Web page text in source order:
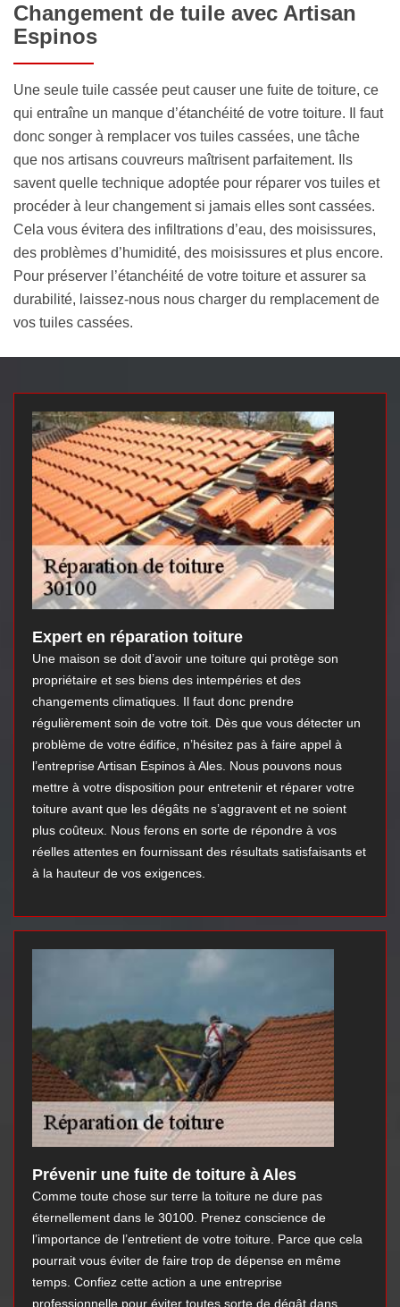
Changement de tuile avec Artisan
Espinos
Une seule tuile cassée peut causer une fuite de toiture, ce
qui entraîne un manque d’étanchéité de votre toiture. Il faut
donc songer à remplacer vos tuiles cassées, une tâche
que nos artisans couvreurs maîtrisent parfaitement. Ils
savent quelle technique adoptée pour réparer vos tuiles et
procéder à leur changement si jamais elles sont cassées.
Cela vous évitera des infiltrations d’eau, des moisissures,
des problèmes d’humidité, des moisissures et plus encore.
Pour préserver l’étanchéité de votre toiture et assurer sa
durabilité, laissez-nous nous charger du remplacement de
vos tuiles cassées.
Expert en réparation toiture
Une maison se doit d’avoir une toiture qui protège son
propriétaire et ses biens des intempéries et des
changements climatiques. Il faut donc prendre
régulièrement soin de votre toit. Dès que vous détecter un
problème de votre édifice, n’hésitez pas à faire appel à
l’entreprise Artisan Espinos à Ales. Nous pouvons nous
mettre à votre disposition pour entretenir et réparer votre
toiture avant que les dégâts ne s’aggravent et ne soient
plus coûteux. Nous ferons en sorte de répondre à vos
réelles attentes en fournissant des résultats satisfaisants et
à la hauteur de vos exigences.
Prévenir une fuite de toiture à Ales
Comme toute chose sur terre la toiture ne dure pas
éternellement dans le 30100. Prenez conscience de
l’importance de l’entretient de votre toiture. Parce que cela
pourrait vous éviter de faire trop de dépense en même
temps. Confiez cette action a une entreprise
professionnelle pour éviter toutes sorte de dégât dans